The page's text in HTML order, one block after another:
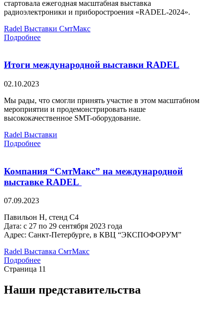
стартовала ежегодная масштабная выставка
радиоэлектроники и приборостроения «RADEL-2024».
Radel Выставки СмтМакс
Подробнее
Итоги международной выставки RADEL
02.10.2023
Мы рады, что смогли принять участие в этом масштабном
мероприятии и продемонстрировать наше
высококачественное SMT-оборудование.
Radel Выставки
Подробнее
Компания “СмтМакс” на международной
выставке RADEL
07.09.2023
Павильон Н, стенд С4
Дата: с 27 по 29 сентября 2023 года
Адрес: Санкт-Петербурге, в КВЦ “ЭКСПОФОРУМ”
Radel Выставка СмтМакс
Подробнее
Страница 11
Наши представительства